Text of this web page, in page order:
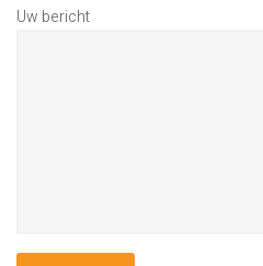
Uw bericht